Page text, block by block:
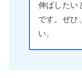
伸ばしたい
です。ぜひ
い。